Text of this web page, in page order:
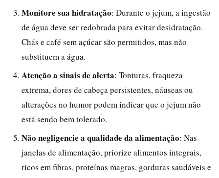
Monitore sua hidratação: Durante o jejum, a ingestão
de água deve ser redobrada para evitar desidratação.
Chás e café sem açúcar são permitidos, mas não
substituem a água.
Atenção a sinais de alerta: Tonturas, fraqueza
extrema, dores de cabeça persistentes, náuseas ou
alterações no humor podem indicar que o jejum não
está sendo bem tolerado.
Não negligencie a qualidade da alimentação: Nas
janelas de alimentação, priorize alimentos integrais,
ricos em fibras, proteínas magras, gorduras saudáveis e